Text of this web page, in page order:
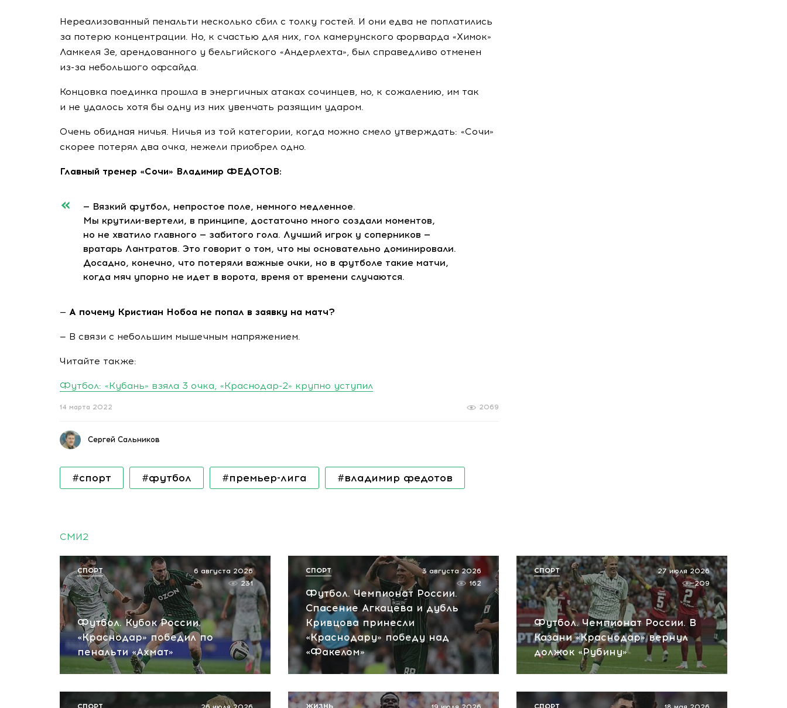
Нереализованный пенальти несколько сбил с толку гостей. И они едва не поплатились
за потерю концентрации. Но, к счастью для них, гол камерунского форварда «Химок»
Ламкеля Зе, арендованного у бельгийского «Андерлехта», был справедливо отменен
из-за небольшого офсайда.
Концовка поединка прошла в энергичных атаках сочинцев, но, к сожалению, им так
и не удалось хотя бы одну из них увенчать разящим ударом.
Очень обидная ничья. Ничья из той категории, когда можно смело утверждать: «Сочи»
скорее потерял два очка, нежели приобрел одно.
Главный тренер «Сочи» Владимир ФЕДОТОВ:
— Вязкий футбол, непростое поле, немного медленное.
Мы крутили-вертели, в принципе, достаточно много создали моментов,
но не хватило главного — забитого гола. Лучший игрок у соперников —
вратарь Лантратов. Это говорит о том, что мы основательно доминировали.
Досадно, конечно, что потеряли важные очки, но в футболе такие матчи,
когда мяч упорно не идет в ворота, время от времени случаются.
— А почему Кристиан Нобоа не попал в заявку на матч?
— В связи с небольшим мышечным напряжением.
Читайте также:
Футбол: «Кубань» взяла 3 очка, «Краснодар-2» крупно уступил
2069
14 марта 2022
Сергей Сальников
#спорт #футбол #премьер-лига #владимир федотов
СМИ2
Футбол. Кубок России.
«Краснодар» победил по
пенальти «Ахмат»
6 августа 2026
231
СПОРТ
Футбол. Чемпионат России.
Спасение Агкацева и дубль
Кривцова принесли
«Краснодару» победу над
«Факелом»
3 августа 2026
162
СПОРТ
Футбол. Чемпионат России. В
Казани «Краснодар» вернул
должок «Рубину»
27 июля 2026
209
СПОРТ
СПОРТ ЖИЗНЬ СПОРТ